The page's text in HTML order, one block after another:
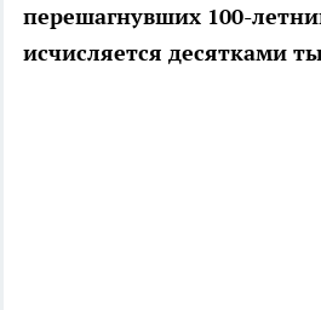
перешагнувших 100-
исчисляется десятками